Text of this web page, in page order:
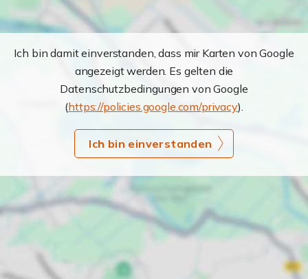
Ich bin damit einverstanden, dass mir Karten von Google
angezeigt werden. Es gelten die
Datenschutzbedingungen von Google
(https://policies.google.com/privacy).
Ich bin einverstanden